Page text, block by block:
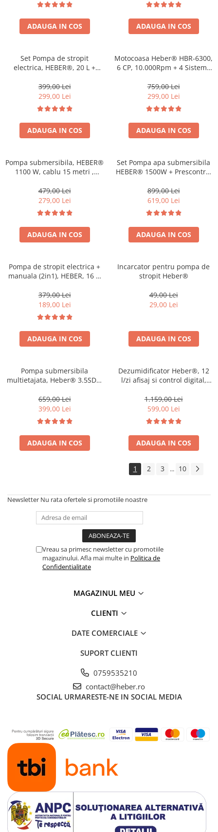
ADAUGA IN COS ADAUGA IN COS
Set Pompa de stropit
electrica, HEBER®, 20 L +
399,00 Lei
299,00 Lei
ADAUGA IN COS
Motocoasa Heber® HBR-6300,
6 CP, 10.000Rpm + 4 Sisteme
MOTOR 2 TIMPI
759,00 Lei
299,00 Lei
ADAUGA IN COS
Pompa submersibila, HEBER®
1100 W, cablu 15 metri ,
479,00 Lei
279,00 Lei
ADAUGA IN COS
Set Pompa apa submersibila
HEBER® 1500W + Prescontrol
Vasul de expansiune )
899,00 Lei
619,00 Lei
ADAUGA IN COS
Pompa de stropit electrica +
manuala (2in1), HEBER, 16 L,
5 duze de stropire incluse
incluse
379,00 Lei
189,00 Lei
ADAUGA IN COS
Incarcator pentru pompa de
stropit Heber®
49,00 Lei
29,00 Lei
ADAUGA IN COS
Pompa submersibila
multietajata, Heber® 3.5SDM
cablu de alimentare 15 metri
659,00 Lei
399,00 Lei
ADAUGA IN COS
Dezumidificator Heber®, 12
l/zi afisaj si control digital,
functie uscare haine,
temporizator 24 de ore, WiFi,
Smart Life
1.159,00 Lei
599,00 Lei
ADAUGA IN COS
1 2 3 ... 10
Newsletter Nu rata ofertele si promotiile noastre
Vreau sa primesc newsletter cu promotiile
magazinului. Afla mai multe in Politica de
Confidentialitate
MAGAZINUL MEU
CLIENTI
DATE COMERCIALE
SUPORT CLIENTI
0759535210
contact@heber.ro
SOCIAL URMARESTE-NE IN SOCIAL MEDIA